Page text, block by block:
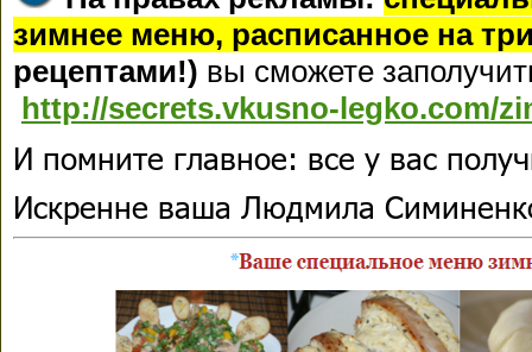
зимнее меню, расписанное на
рецептами!) вы сможете
http://secrets.vkusno-legko.com/
И помните главное: все у вас
Искренне ваша Людмила